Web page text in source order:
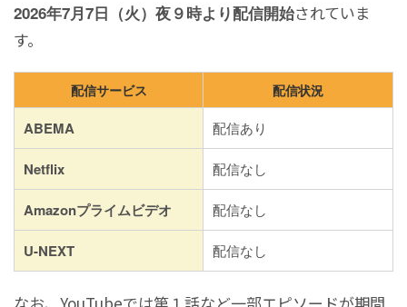
2026年7月7日（火）夜９時より配信開始されていま
す。
配信サービス 配信状況
ABEMA 配信あり
Netflix 配信なし
Amazonプライムビデオ 配信なし
U-NEXT 配信なし